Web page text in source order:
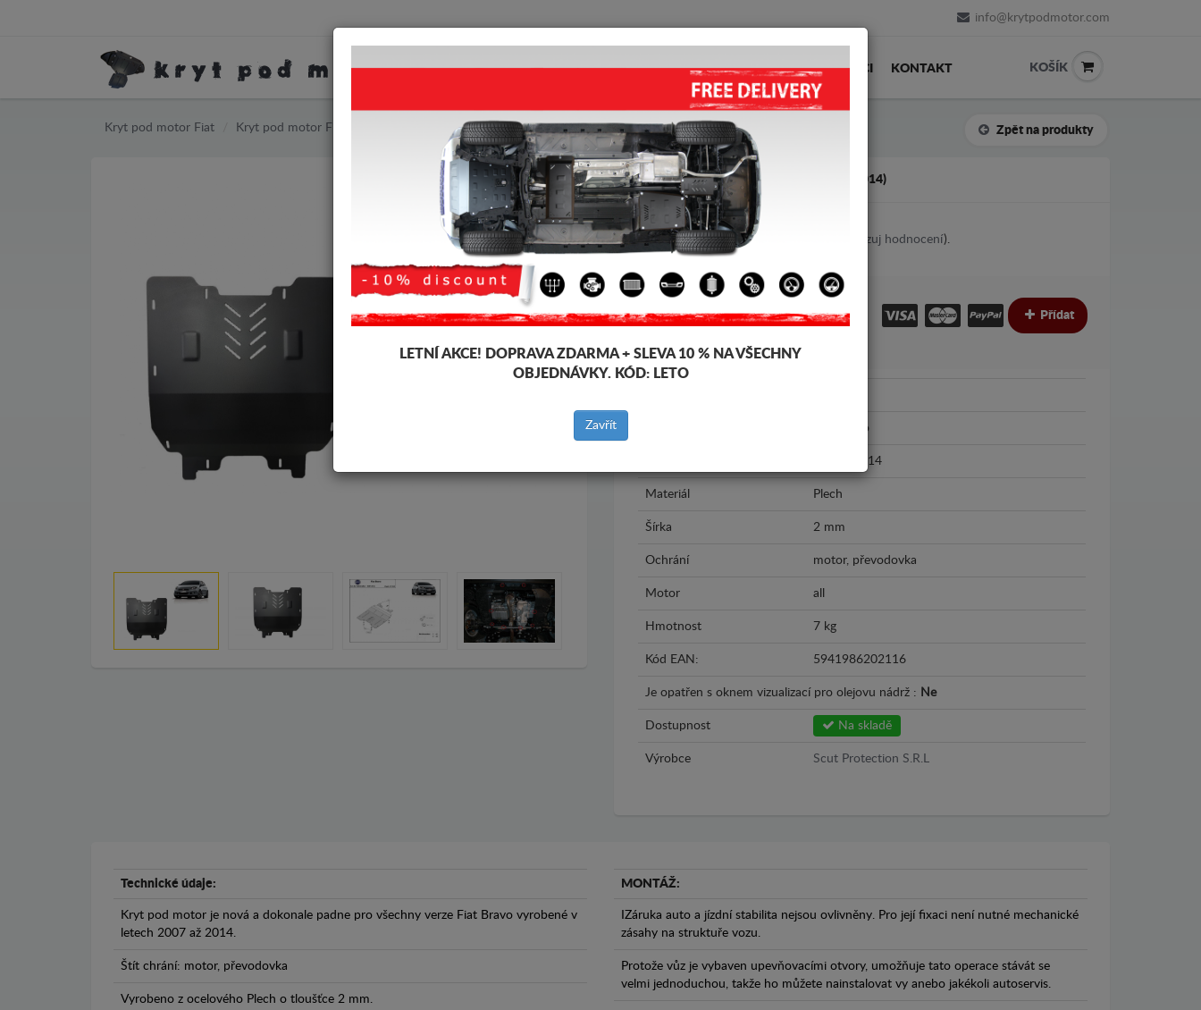
info@krytpodmotor.com
KRYT POD MOTOR HOME DOPRAVA FEEDBACK PRODEJCI KONTAKT KOŠÍK
Kryt pod motor Fiat Kryt pod motor Fiat Bravo Zpět na produkty
KRYT POD MOTOR FIAT BRAVO (2007-2014)
5.00 out of5stars based on Ukazuj hodnocení).
Kód výrobku: 07.045
160 €
149€ Přídat
Fiat Bravo
2007 - 2014
Materiál Plech
Šírka 2 mm
Ochrání motor, převodovka
Motor all
Hmotnost 7 kg
Kód EAN: 5941986202116
Je opatřen s oknem vizualizací pro olejovu nádrž : Ne
Dostupnost Na skladě
Výrobce Scut Protection S.R.L
Technické údaje:
Kryt pod motor je nová a dokonale padne pro všechny verze Fiat Bravo vyrobené v
letech 2007 až 2014.
Štít chrání: motor, převodovka
Vyrobeno z ocelového Plech o tloušťce 2 mm.
MONTÁŽ:
IZáruka auto a jízdní stabilita nejsou ovlivněny. Pro její fixaci není nutné mechanické
zásahy na struktuře vozu.
Protože vůz je vybaven upevňovacími otvory, umožňuje tato operace stávát se
velmi jednoduchou, takže ho můžete nainstalovat vy anebo jakékoli autoservis.
LETNÍ AKCE! DOPRAVA ZDARMA + SLEVA 10 % NA VŠECHNY
OBJEDNÁVKY. KÓD: LETO
Zavřít